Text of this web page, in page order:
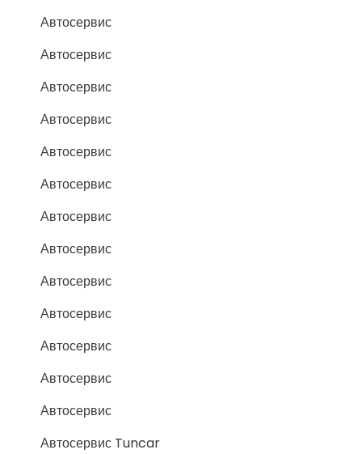
Автосервис
Автосервис
Автосервис
Автосервис
Автосервис
Автосервис
Автосервис
Автосервис
Автосервис
Автосервис
Автосервис
Автосервис
Автосервис
Автосервис Tuncar